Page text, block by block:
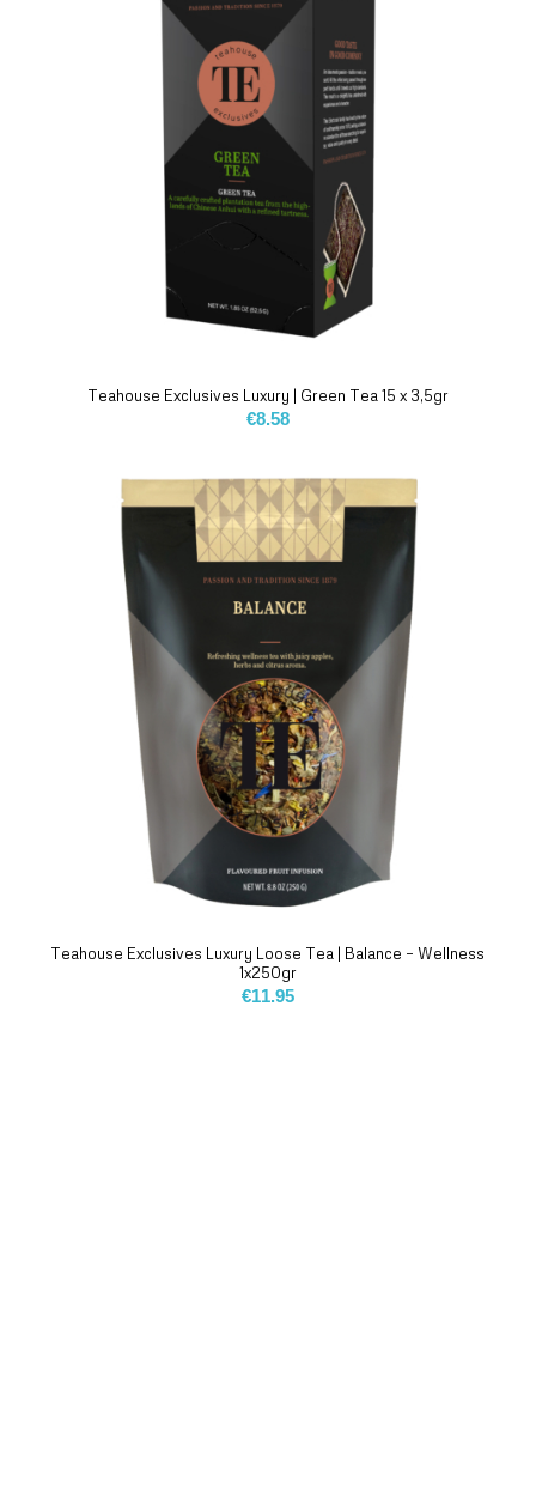
Teahouse Exclusives Luxury | Green Tea 15 x 3,5gr
€8.58
Teahouse Exclusives Luxury Loose Tea | Balance – Wellness
1x250gr
€11.95